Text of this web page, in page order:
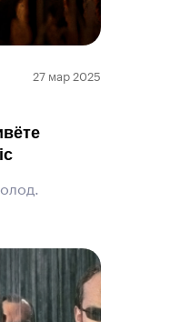
27 мар 2025